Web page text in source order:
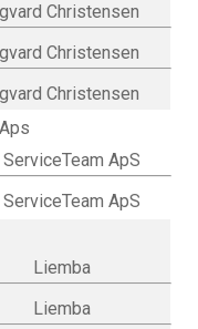
Christensen
Christensen
Christensen
ServiceTeam ApS
ServiceTeam ApS
Liemba
Liemba